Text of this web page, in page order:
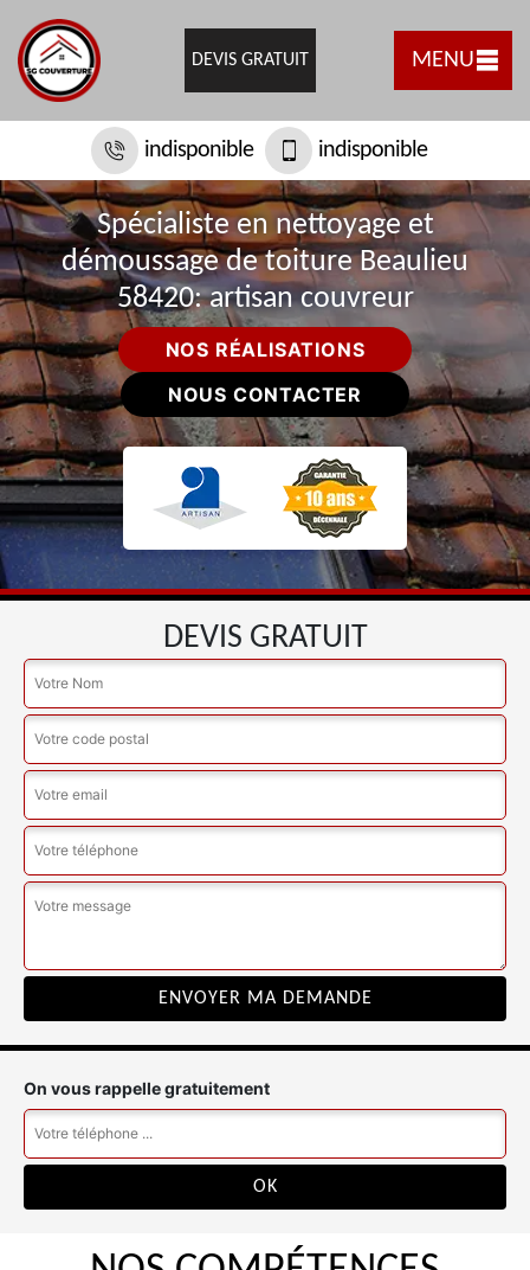
DEVIS GRATUIT MENU
indisponible indisponible
Spécialiste en nettoyage et
démoussage de toiture Beaulieu
58420: artisan couvreur
NOS RÉALISATIONS
NOUS CONTACTER
DEVIS GRATUIT
On vous rappelle gratuitement